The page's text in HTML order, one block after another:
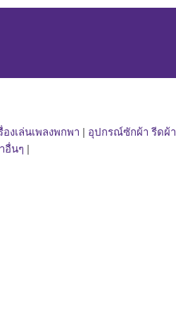
องเล่นเพลงพกพา | อุปกรณ์ซักผ้า รีดผ้า
อื่นๆ |